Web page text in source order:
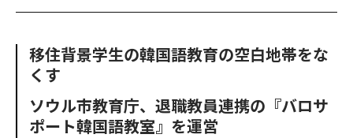
c
o
o
i
t
e
o
u
o
n
移住背景学生の韓国語教育の空白地帯をな
くす
ソウル市教育庁、退職教員連携の『バロサ
ポート韓国語教室』を運営